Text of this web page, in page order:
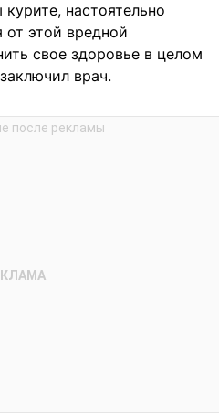
настоятельно
от этой вредной
свое здоровье в целом
врач.